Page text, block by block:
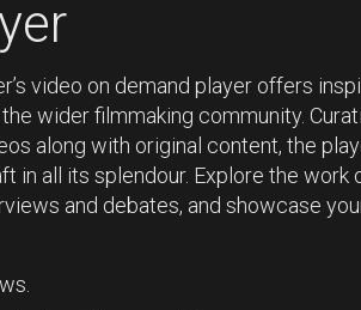
HONORARY
BOARD
IN
video on demand player offers
wider filmmaking community.
along with original content, the
in all its splendour. Explore the work
and debates, and showcase